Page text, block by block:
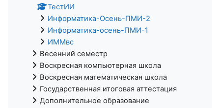
ТестИИ
Информатика-Осень-ПМИ-2
Информатика-осень-ПМИ-1
ИММвс
Весенний семестр
Воскресная компьютерная школа
Воскресная математическая школа
Государственная итоговая аттестация
Дополнительное образование